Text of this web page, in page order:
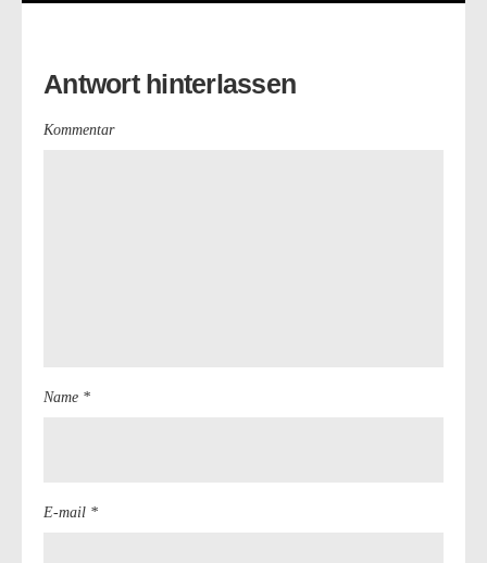
Antwort hinterlassen
Kommentar
Name *
E-mail *